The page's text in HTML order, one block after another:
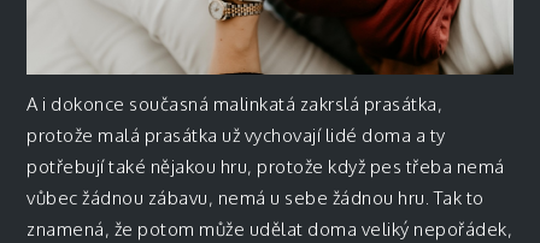
A i dokonce současná malinkatá zakrslá prasátka,
protože malá prasátka už vychovají lidé doma a ty
potřebují také nějakou hru, protože když pes třeba nemá
vůbec žádnou zábavu, nemá u sebe žádnou hru. Tak to
znamená, že potom může udělat doma veliký nepořádek,